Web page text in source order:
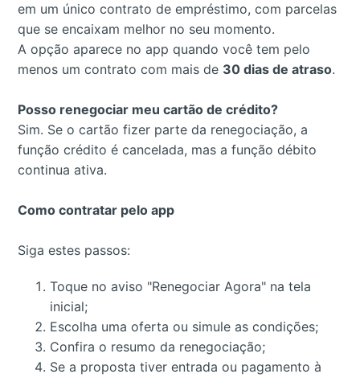
em um único contrato de empréstimo, com parcelas
que se encaixam melhor no seu momento.
A opção aparece no app quando você tem pelo
menos um contrato com mais de 30 dias de atraso.
Posso renegociar meu cartão de crédito?
Sim. Se o cartão fizer parte da renegociação, a
função crédito é cancelada, mas a função débito
continua ativa.
Como contratar pelo app
Siga estes passos:
Toque no aviso "Renegociar Agora" na tela
inicial;
Escolha uma oferta ou simule as condições;
Confira o resumo da renegociação;
Se a proposta tiver entrada ou pagamento à